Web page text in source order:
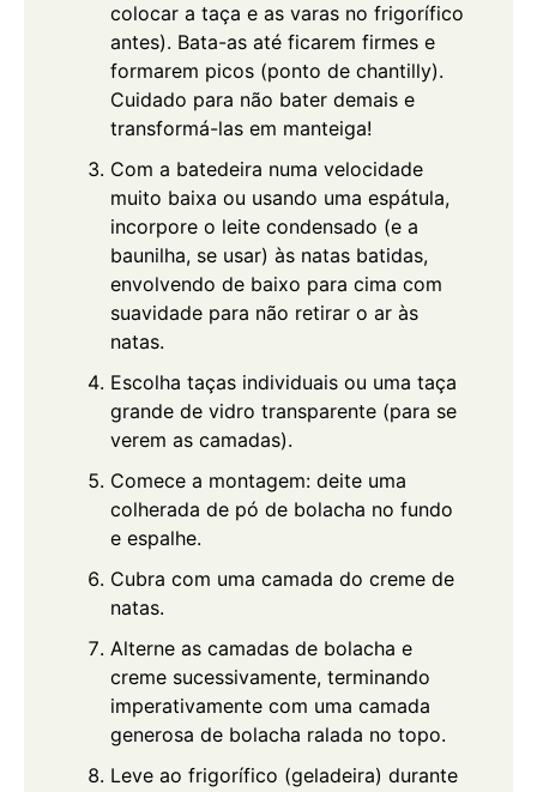
colocar a taça e as varas no frigorífico
antes). Bata-as até ficarem firmes e
formarem picos (ponto de chantilly).
Cuidado para não bater demais e
transformá-las em manteiga!
Com a batedeira numa velocidade
muito baixa ou usando uma espátula,
incorpore o leite condensado (e a
baunilha, se usar) às natas batidas,
envolvendo de baixo para cima com
suavidade para não retirar o ar às
natas.
Escolha taças individuais ou uma taça
grande de vidro transparente (para se
verem as camadas).
Comece a montagem: deite uma
colherada de pó de bolacha no fundo
e espalhe.
Cubra com uma camada do creme de
natas.
Alterne as camadas de bolacha e
creme sucessivamente, terminando
imperativamente com uma camada
generosa de bolacha ralada no topo.
Leve ao frigorífico (geladeira) durante